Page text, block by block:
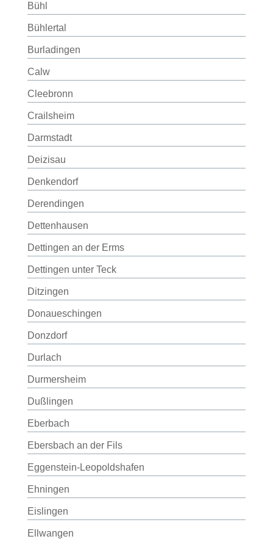
Bühl
Bühlertal
Burladingen
Calw
Cleebronn
Crailsheim
Darmstadt
Deizisau
Denkendorf
Derendingen
Dettenhausen
Dettingen an der Erms
Dettingen unter Teck
Ditzingen
Donaueschingen
Donzdorf
Durlach
Durmersheim
Dußlingen
Eberbach
Ebersbach an der Fils
Eggenstein-Leopoldshafen
Ehningen
Eislingen
Ellwangen